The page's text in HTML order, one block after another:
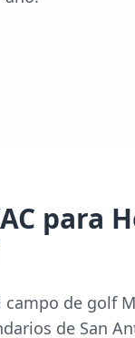
para
de golf
de San